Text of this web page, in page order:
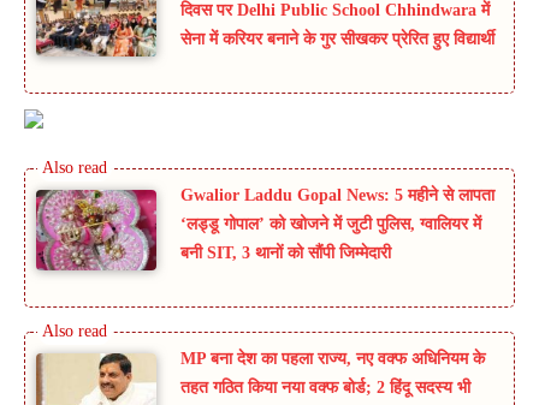
दिवस पर Delhi Public School Chhindwara में
सेना में करियर बनाने के गुर सीखकर प्रेरित हुए विद्यार्थी
Gwalior Laddu Gopal News: 5 महीने से लापता
‘लड्डू गोपाल’ को खोजने में जुटी पुलिस, ग्वालियर में
बनी SIT, 3 थानों को सौंपी जिम्मेदारी
MP बना देश का पहला राज्य, नए वक्फ अधिनियम के
तहत गठित किया नया वक्फ बोर्ड; 2 हिंदू सदस्य भी